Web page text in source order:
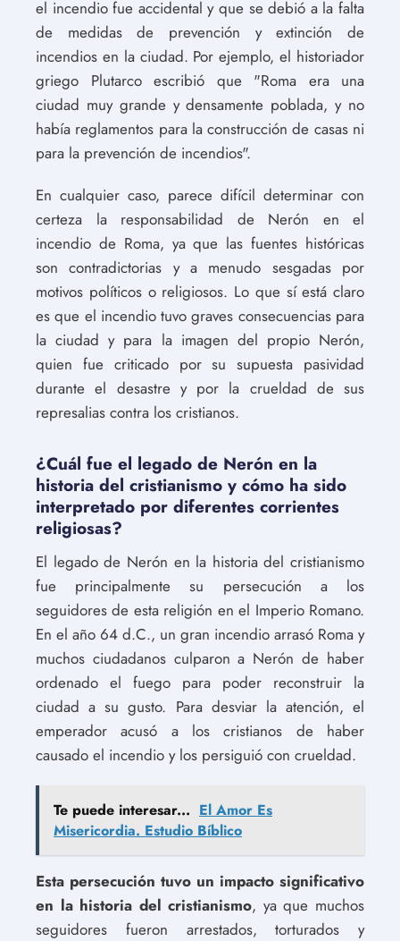
el incendio fue accidental y que se debió a la falta
de medidas de prevención y extinción de
incendios en la ciudad. Por ejemplo, el historiador
griego Plutarco escribió que "Roma era una
ciudad muy grande y densamente poblada, y no
había reglamentos para la construcción de casas ni
para la prevención de incendios".
En cualquier caso, parece difícil determinar con
certeza la responsabilidad de Nerón en el
incendio de Roma, ya que las fuentes históricas
son contradictorias y a menudo sesgadas por
motivos políticos o religiosos. Lo que sí está claro
es que el incendio tuvo graves consecuencias para
la ciudad y para la imagen del propio Nerón,
quien fue criticado por su supuesta pasividad
durante el desastre y por la crueldad de sus
represalias contra los cristianos.
¿Cuál fue el legado de Nerón en la
historia del cristianismo y cómo ha sido
interpretado por diferentes corrientes
religiosas?
El legado de Nerón en la historia del cristianismo
fue principalmente su persecución a los
seguidores de esta religión en el Imperio Romano.
En el año 64 d.C., un gran incendio arrasó Roma y
muchos ciudadanos culparon a Nerón de haber
ordenado el fuego para poder reconstruir la
ciudad a su gusto. Para desviar la atención, el
emperador acusó a los cristianos de haber
causado el incendio y los persiguió con crueldad.
Te puede interesar... El Amor Es
Misericordia. Estudio Bíblico
Esta persecución tuvo un impacto significativo
en la historia del cristianismo, ya que muchos
seguidores fueron arrestados, torturados y